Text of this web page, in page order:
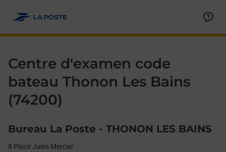
Centre d'examen code
bateau Thonon Les Bains
(74200)
Bureau La Poste - THONON LES BAINS
8 Place Jules Mercier